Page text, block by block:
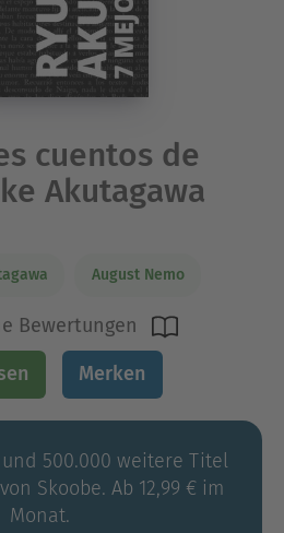
cuentos de
Akutagawa
August Nemo
Bewertungen
Merken
500.000 weitere Titel
Skoobe. Ab 12,99 € im
Monat.